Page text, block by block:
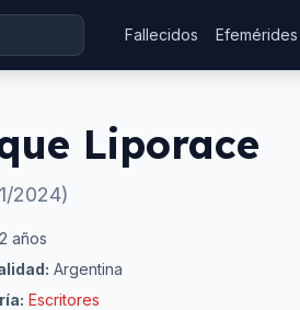
Fallecidos Efemérides
Liporace
2024)
años
Argentina
Escritores